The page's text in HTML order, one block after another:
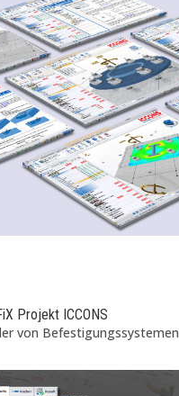
Projekt ICCONS
von Befestigungssystemen